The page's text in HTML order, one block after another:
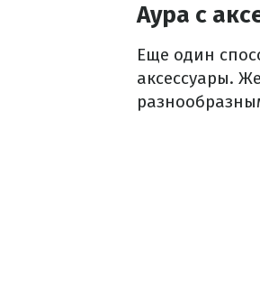
Аура с
Еще один
аксессуары.